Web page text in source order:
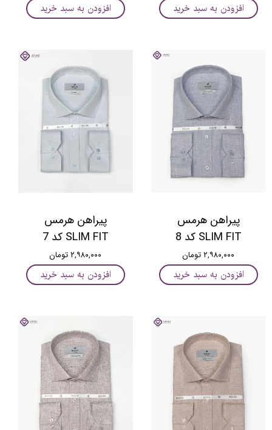
افزودن به سبد خرید افزودن به سبد خرید
پیراهن هرمس
SLIM FIT کد 8
۲,۹۸۰,۰۰۰ تومان
افزودن به سبد خرید
پیراهن هرمس
SLIM FIT کد 7
۲,۹۸۰,۰۰۰ تومان
افزودن به سبد خرید